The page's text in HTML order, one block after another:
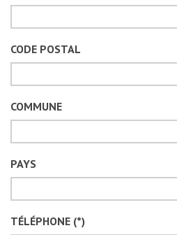
CODE POSTAL
COMMUNE
PAYS
TÉLÉPHONE (*)